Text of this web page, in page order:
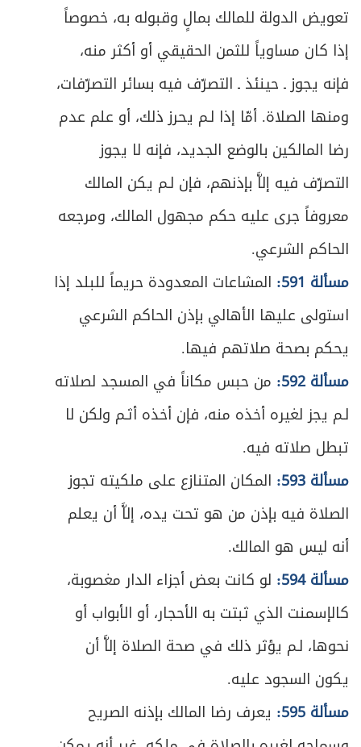
تعويض الدولة للمالك بمالٍ وقبوله به، خصوصاً
إذا كان مساوياً للثمن الحقيقي أو أكثر منه،
فإنه يجوز ـ حينئذ ـ التصرّف فيه بسائر التصرّفات،
ومنها الصلاة. أمّا إذا لـم يحرز ذلك، أو علم عدم
رضا المالكين بالوضع الجديد، فإنه لا يجوز
التصرّف فيه إلاَّ بإذنهم، فإن لـم يكن المالك
معروفاً جرى عليه حكم مجهول المالك، ومرجعه
الحاكم الشرعي.
مسألة 591:
المشاعات المعدودة حريماً للبلد إذا
استولى عليها الأهالي بإذن الحاكم الشرعي
يحكم بصحة صلاتهم فيها.
مسألة 592:
من حبس مكاناً في المسجد لصلاته
لـم يجز لغيره أخذه منه، فإن أخذه أثـم ولكن لا
تبطل صلاته فيه.
مسألة 593:
المكان المتنازع على ملكيته تجوز
الصلاة فيه بإذن من هو تحت يده، إلاَّ أن يعلم
أنه ليس هو المالك.
مسألة 594:
لو كانت بعض أجزاء الدار مغصوبة،
كالإسمنت الذي ثبتت به الأحجار، أو الأبواب أو
نحوها، لـم يؤثر ذلك في صحة الصلاة إلاَّ أن
يكون السجود عليه.
مسألة 595:
يعرف رضا المالك بإذنه الصريح
ص
419 متى يجب القضاء؟
ص
420 ما يَجب قضاؤه من الصلاة
421 أحكام القضاء
ص
423 القضاء عن الميت
ص الباب الثالث - في الصوم والاعتكاف
432 الفصل الأول - في الصوم
ص
433 المبحث الأول ـ في ثبوت الهلال
ص
443 المبحث الثاني ـ في شروط الصوم
448 المبحث الثالث ـ في الصوم ونيته
ص 454 المبحث الرابع ـ في المفطرات
ص
461 المبحث الخامس ـ في الكفارة
ص
467 المبحث السادس ـ في الفدية
ص 469 المبحث السابع ـ في القضاء
473 الفصل الثاني: في الاعتكاف
ص
475 المبحث الأول ـ في شرائط الاعتكاف
ص
478 المبحث الثاني ـ في ما يحرم على المعتكف
المبحث الثالث ـ في أحكام الاعتكاف